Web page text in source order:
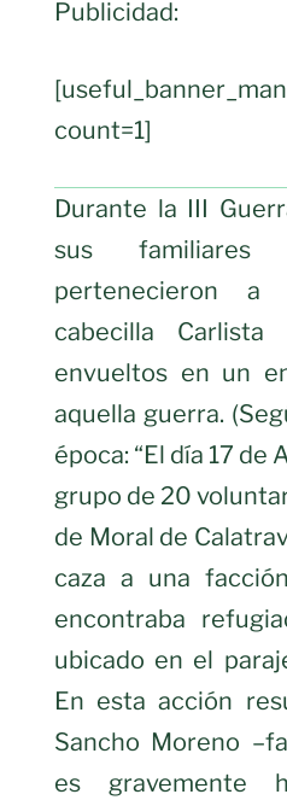
Publicidad:
count=1]
Durante la III
sus familiares
pertenecieron
cabecilla
envueltos en un
aquella guerra.
época: “El día 17 de
grupo de 20
de Moral de
caza a una
encontraba
ubicado en el
En esta acción
Sancho Moreno
es gravemente